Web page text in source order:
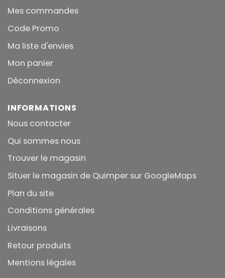
Mes commandes
Code Promo
Ma liste d'envies
Mon panier
Déconnexion
INFORMATIONS
Nous contacter
Qui sommes nous
Trouver le magasin
Situer le magasin de Quimper sur GoogleMaps
Plan du site
Conditions générales
Livraisons
Retour produits
Mentions légales